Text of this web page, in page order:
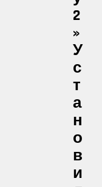
2
»
У
С
Т
А
Н
О
В
И